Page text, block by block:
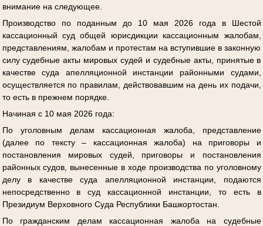
внимание на следующее.
Производство по поданным до 10 мая 2026 года в Шестой
кассационный суд общей юрисдикции кассационным жалобам,
представлениям, жалобам и протестам на вступившие в законную
силу судебные акты мировых судей и судебные акты, принятые в
качестве суда апелляционной инстанции районными судами,
осуществляется по правилам, действовавшим на день их подачи,
то есть в прежнем порядке.
Начиная с 10 мая 2026 года:
По уголовным делам кассационная жалоба, представление
(далее по тексту – кассационная жалоба) на приговоры и
постановления мировых судей, приговоры и постановления
районных судов, вынесенные в ходе производства по уголовному
делу в качестве суда апелляционной инстанции, подаются
непосредственно в суд кассационной инстанции, то есть в
Президиум Верховного Суда Республики Башкортостан.
По гражданским делам кассационная жалоба на судебные